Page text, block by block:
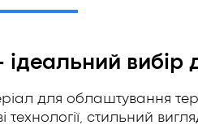
вибір
для облаштування
стильний